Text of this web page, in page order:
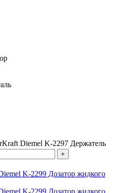
Diemel K-2297 Держатель